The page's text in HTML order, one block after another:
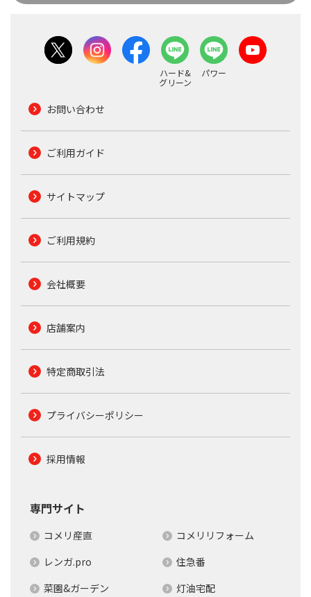
ハード&
グリーン
パワー
お問い合わせ
ご利用ガイド
サイトマップ
ご利用規約
会社概要
店舗案内
特定商取引法
プライバシーポリシー
採用情報
専門サイト
コメリ産直
コメリリフォーム
レンガ.pro
住急番
菜園&ガーデン
灯油宅配